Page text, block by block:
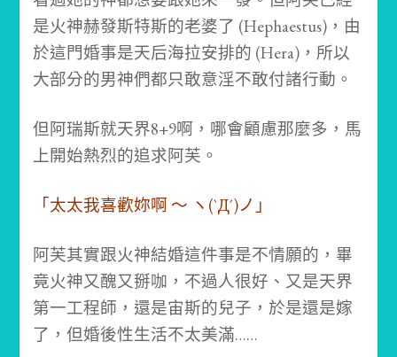
是火神赫發斯特斯的老婆了 (Hephaestus)，由
於這門婚事是天后海拉安排的 (Hera)，所以
大部分的男神們都只敢意淫不敢付諸行動。
但阿瑞斯就天界8+9啊，哪會顧慮那麼多，馬
上開始熱烈的追求阿芙。
「太太我喜歡妳啊 ～ ヽ(`Д´)ノ」
阿芙其實跟火神結婚這件事是不情願的，畢
竟火神又醜又掰咖，不過人很好、又是天界
第一工程師，還是宙斯的兒子，於是還是嫁
了，但婚後性生活不太美滿……